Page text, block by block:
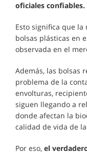
oficiales confiables.
Esto significa que
bolsas plásticas en
observada en el
Además, las bolsas
problema de la
envolturas,
siguen llegando a
donde afectan la
calidad de vida de
Por eso, el